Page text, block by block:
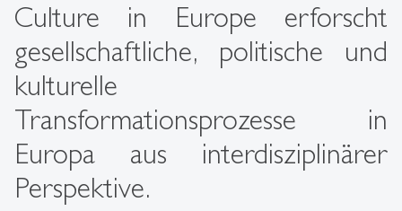
Culture in Europe erforscht
gesellschaftliche, politische und
kulturelle
Transformationsprozesse in
Europa aus interdisziplinärer
Perspektive.